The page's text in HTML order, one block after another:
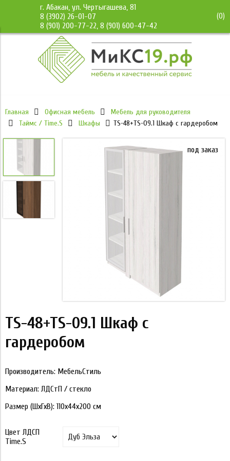
г. Абакан, ул. Чертыгашева, 81
8 (3902) 26-01-07
8 (901) 200-77-22, 8 (901) 600-47-42
(0)
Главная Офисная мебель
Мебель для руководителя
Таймс / Time.S
Шкафы TS-48+TS-09.1 Шкаф с гардеробом
под заказ
TS-48+TS-09.1 Шкаф с
гардеробом
Производитель: МебельСтиль
Материал: ЛДСтП / стекло
Размер (ШхГхВ): 110х44х200 см
Цвет ЛДСП
Time.S